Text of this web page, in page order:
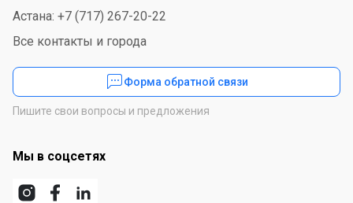
Астана: +7 (717) 267-20-22
Все контакты и города
Форма обратной связи
Пишите свои вопросы и предложения
Мы в соцсетях